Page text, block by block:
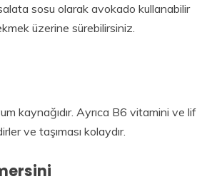
sosu olarak avokado kullanabilir
üzerine sürebilirsiniz.
kaynağıdır. Ayrıca B6 vitamini ve lif
ve taşıması kolaydır.